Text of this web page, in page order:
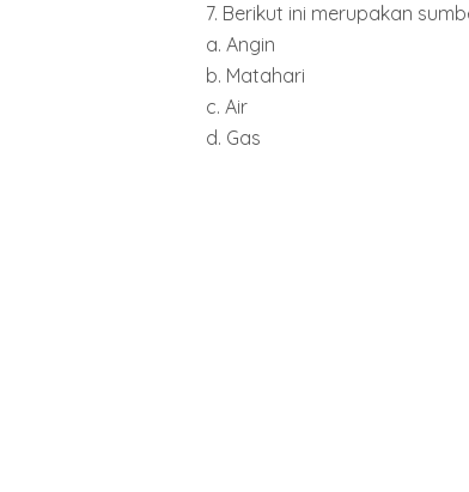
7. Berikut ini merupakan
a. Angin
b. Matahari
c. Air
d. Gas